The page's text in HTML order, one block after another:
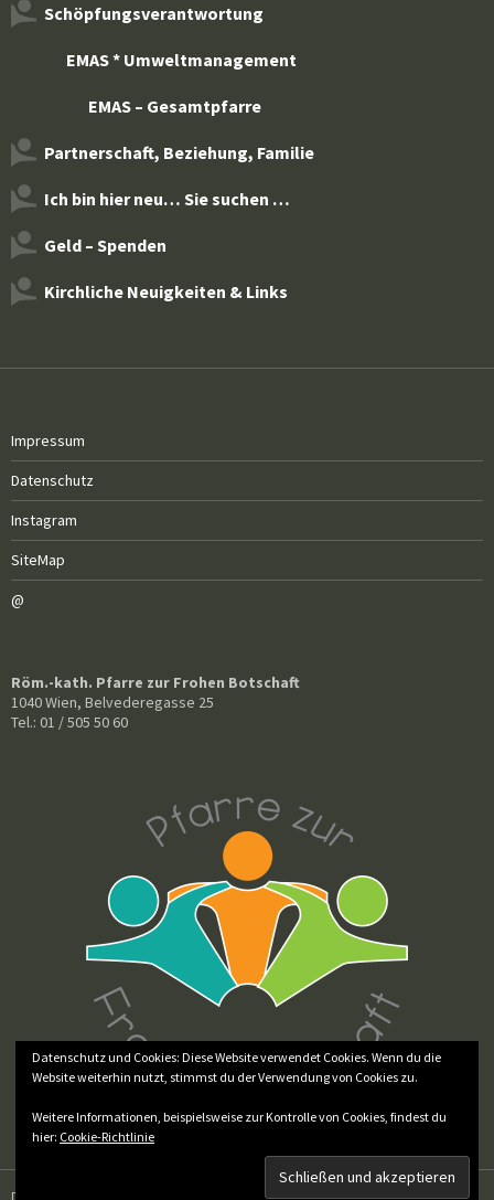
Schöpfungsverantwortung
EMAS * Umweltmanagement
EMAS – Gesamtpfarre
Partnerschaft, Beziehung, Familie
Ich bin hier neu… Sie suchen …
Geld – Spenden
Kirchliche Neuigkeiten & Links
Impressum
Datenschutz
Instagram
SiteMap
@
Röm.-kath. Pfarre zur Frohen Botschaft
1040 Wien, Belvederegasse 25
Tel.: 01 / 505 50 60
Datenschutz und Cookies: Diese Website verwendet Cookies. Wenn du die
Website weiterhin nutzt, stimmst du der Verwendung von Cookies zu.
Weitere Informationen, beispielsweise zur Kontrolle von Cookies, findest du
hier: Cookie-Richtlinie
Datenschutz Stolz präsentiert von WordPress